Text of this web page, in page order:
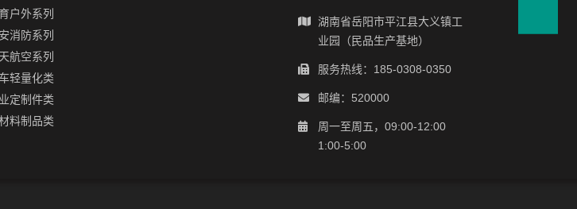
户外系列
消防系列
航空系列
轻量化类
定制件类
料制品类
湖南省岳阳市平江县大义镇工
业园（民品生产基地）
服务热线：185-0308-0350
邮编：520000
周一至周五，09:00-12:00
1:00-5:00